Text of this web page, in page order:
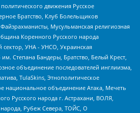
движения Русское
Братство, Клуб Болельщиков
Мусульманская религиозная
Коренного Русского народа
сектор, УНА - УНСО, Украинская
Степана Бандеры, Братство, Белый Крест,
объединение последователей инглиизма,
TulaSkins, Этнополитическое
национальное объединение Атака, Мечеть
Русского народа г. Астрахани, ВОЛЯ,
Рубеж Севера, ТОЙС, О